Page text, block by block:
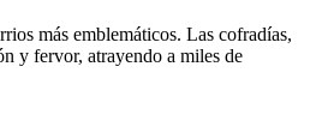
más emblemáticos. Las cofradías,
y fervor, atrayendo a miles de